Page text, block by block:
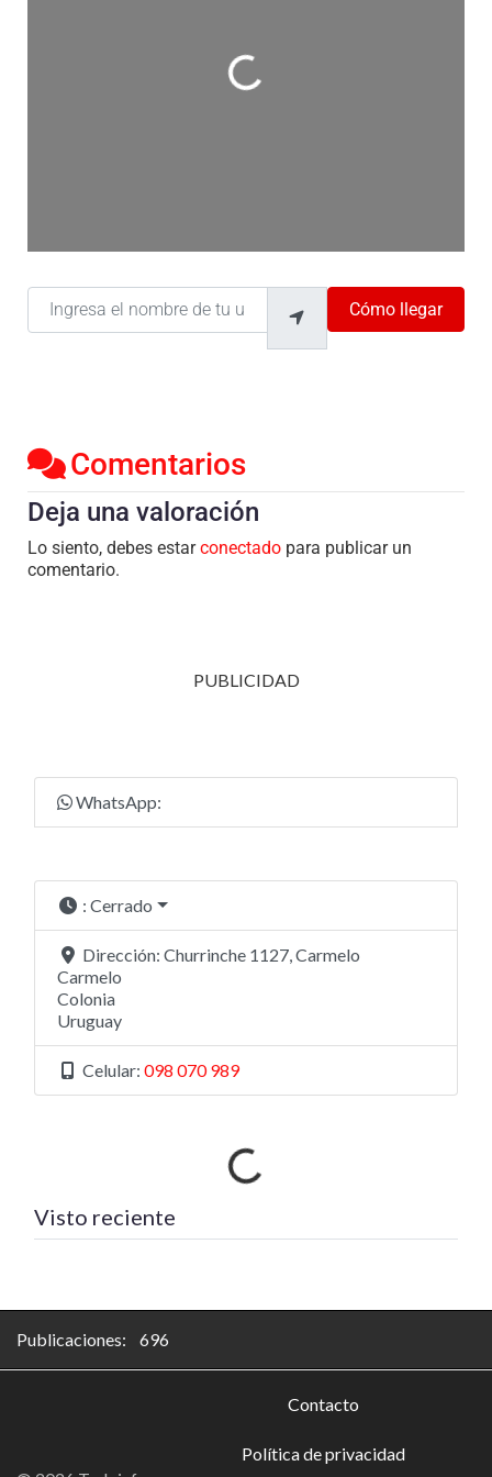
Cargando…
Ingresa el nombre de tu ubicación
Cómo llegar
Comentarios
Deja una valoración
Lo siento, debes estarconectado para publicar un
comentario.
PUBLICIDAD
WhatsApp:
: Cerrado
Dirección: Churrinche 1127, Carmelo
Carmelo
Colonia
Uruguay
Celular: 098 070 989
Visto reciente Cargando…
Publicaciones: 696
Contacto
Política de privacidad